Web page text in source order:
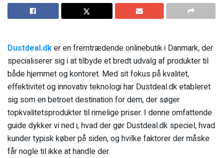
Dustdeal.dker en fremtrædende onlinebutik i Danmark, der
specialiserer sig i at tilbyde et bredt udvalg af produkter til
både hjemmet og kontoret. Med sit fokus på kvalitet,
effektivitet og innovativ teknologi har Dustdeal.dk etableret
sig som en betroet destination for dem, der søger
topkvalitetsprodukter til rimelige priser. I denne omfattende
guide dykker vi ned i, hvad der gør Dustdeal.dk speciel, hvad
kunder typisk køber på siden, og hvilke faktorer der måske
får nogle til ikke at handle der.